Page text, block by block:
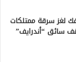
لغز سرقة ممتلكات
سائق “أندرايف”